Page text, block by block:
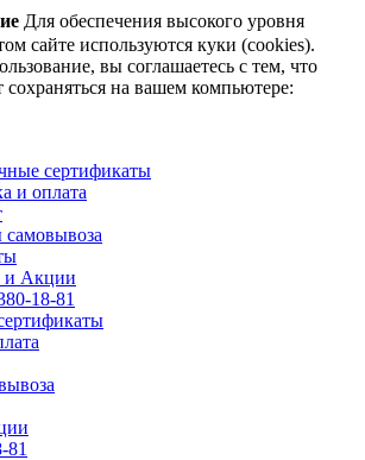
Для обеспечения высокого уровня
сайте используются куки (cookies).
вы соглашаетесь с тем, что
сохраняться на вашем компьютере:
сертификаты
и оплата
и Акции
18-81
81